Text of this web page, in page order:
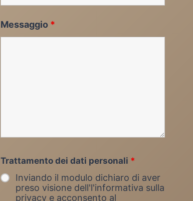
Messaggio *
Trattamento dei dati personali *
Inviando il modulo dichiaro di aver
preso visione dell'l'informativa sulla
privacy e acconsento al